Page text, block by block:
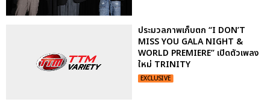
ประมวลภาพเก็บตก “I DON’T
MISS YOU GALA NIGHT &
WORLD PREMIERE” เปิดตัวเพลง
ใหม่ TRINITY
EXCLUSIVE